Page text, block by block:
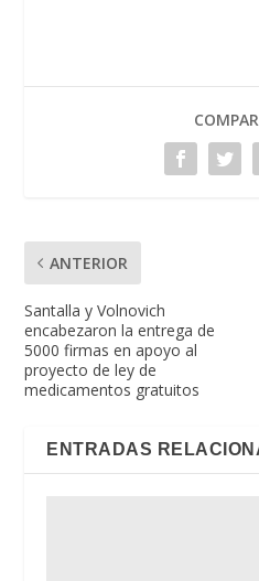
ANTERIOR
Santalla y Volnovich
encabezaron la entrega de
5000 firmas en apoyo al
proyecto de ley de
medicamentos gratuitos
ENTRADAS